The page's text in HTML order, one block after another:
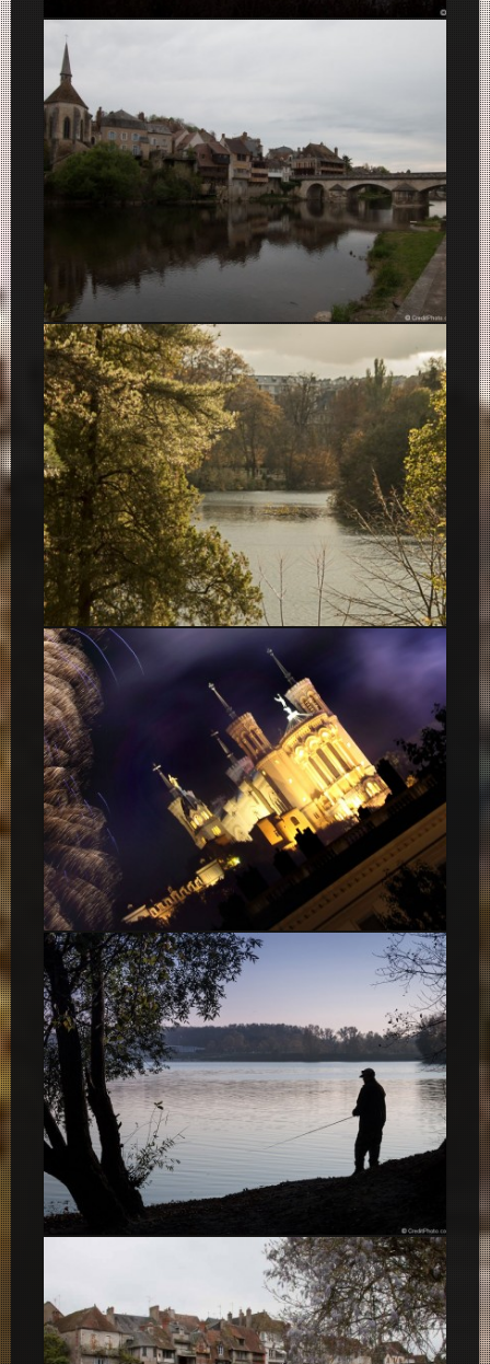
Brumes sur le lac Tête d’or
Argenton-Sur-Creuse
Couleurs d’Automne
Feux d’artifice Lyon, 14 Juillet 2014